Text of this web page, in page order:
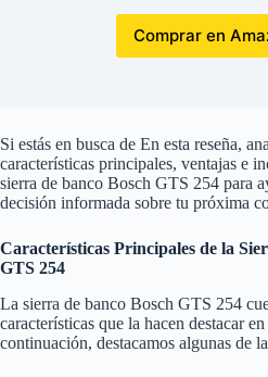
Comprar en
Si estás en busca de En esta reseña,
características principales, ventajas e
sierra de banco Bosch GTS 254 para
decisión informada sobre tu próxima
Características Principales de la
GTS 254
La sierra de banco Bosch GTS 254
características que la hacen destacar
continuación, destacamos algunas de